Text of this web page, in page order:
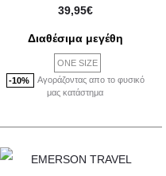
39,95€
Διαθέσιμα μεγέθη
ONE SIZE
-10%
Αγοράζοντας απο το φυσικό
μας κατάστημα